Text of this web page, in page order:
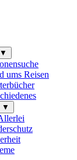
▼
ums Reisen
▼